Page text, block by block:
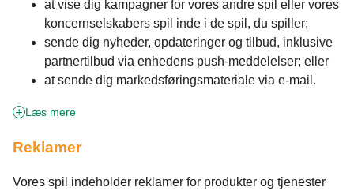
at vise dig kampagner for vores andre spil eller vores
koncernselskabers spil inde i de spil, du spiller;
sende dig nyheder, opdateringer og tilbud, inklusive
partnertilbud via enhedens push-meddelelser; eller
at sende dig markedsføringsmateriale via e-mail.
Læs mere
Reklamer
Vores spil indeholder reklamer for produkter og tjenester